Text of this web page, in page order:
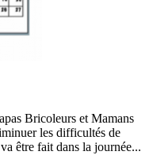
Bricoleurs et Mamans
les difficultés de
être fait dans la journée...